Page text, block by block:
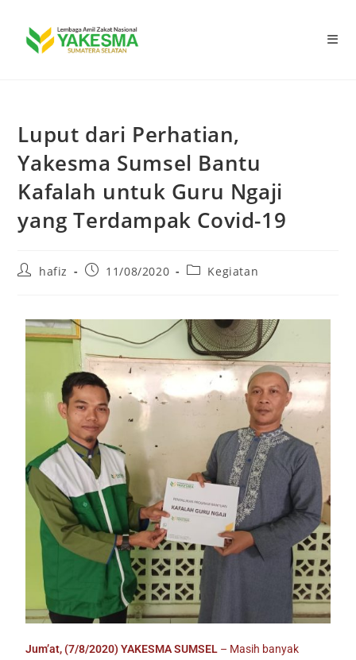
Luput dari Perhatian,
Yakesma Sumsel Bantu
Kafalah untuk Guru Ngaji
yang Terdampak Covid-19
hafiz 11/08/2020 Kegiatan
Jum’at, (7/8/2020)YAKESMA SUMSEL – Masih banyak